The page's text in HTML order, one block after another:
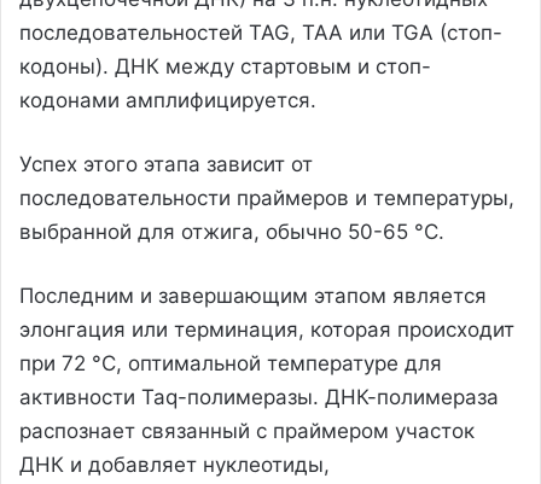
последовательностей TAG, TAA или TGA (стоп-
кодоны). ДНК между стартовым и стоп-
кодонами амплифицируется.
Успех этого этапа зависит от
последовательности праймеров и температуры,
выбранной для отжига, обычно 50-65 °C.
Последним и завершающим этапом является
элонгация или терминация, которая происходит
при 72 °C, оптимальной температуре для
активности Taq-полимеразы. ДНК-полимераза
распознает связанный с праймером участок
ДНК и добавляет нуклеотиды,